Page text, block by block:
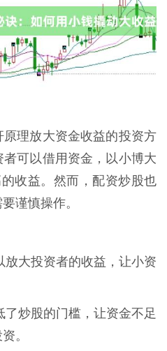
理放大资金收益的投资方
可以借用资金，以小博大
收益。然而，配资炒股也
谨慎操作。
大投资者的收益，让小资
炒股的门槛，让资金不足
。